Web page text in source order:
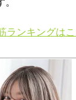
。
ランキングは